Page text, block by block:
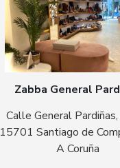
Zabba General
Calle General
15701 Santiago de
A Coruña